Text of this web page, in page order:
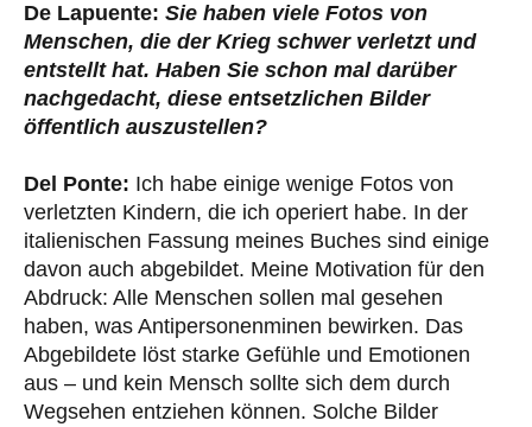
De Lapuente: Sie haben viele Fotos von
Menschen, die der Krieg schwer verletzt und
entstellt hat. Haben Sie schon mal darüber
nachgedacht, diese entsetzlichen Bilder
öffentlich auszustellen?
Del Ponte: Ich habe einige wenige Fotos von
verletzten Kindern, die ich operiert habe. In der
italienischen Fassung meines Buches sind einige
davon auch abgebildet. Meine Motivation für den
Abdruck: Alle Menschen sollen mal gesehen
haben, was Antipersonenminen bewirken. Das
Abgebildete löst starke Gefühle und Emotionen
aus – und kein Mensch sollte sich dem durch
Wegsehen entziehen können. Solche Bilder